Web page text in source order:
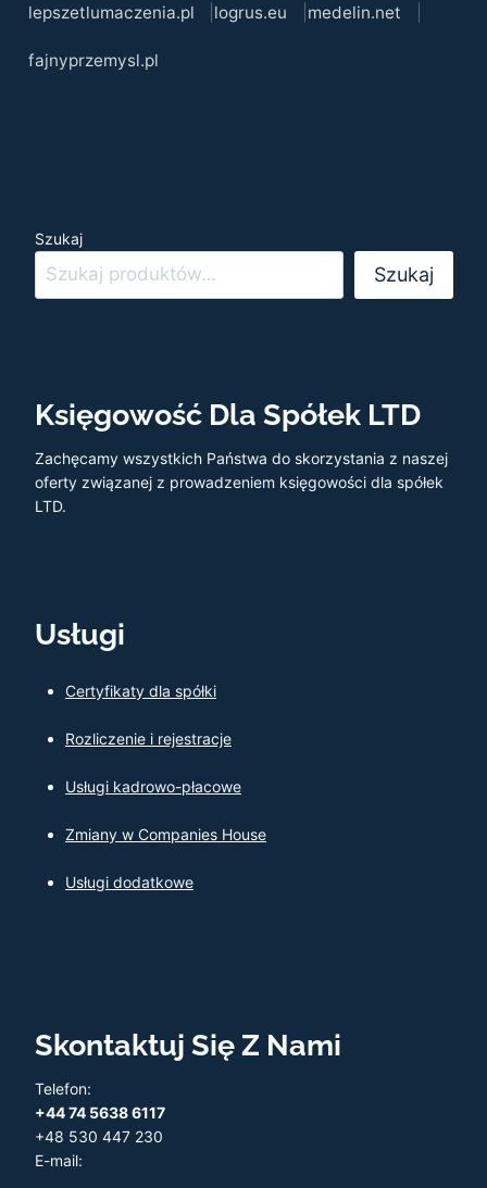
lepszetlumaczenia.pl logrus.eu medelin.net
fajnyprzemysl.pl
Szukaj
Szukaj
Księgowość Dla Spółek LTD
Zachęcamy wszystkich Państwa do skorzystania z naszej
oferty związanej z prowadzeniem księgowości dla spółek
LTD.
Usługi
Certyfikaty dla spółki
Rozliczenie i rejestracje
Usługi kadrowo-płacowe
Zmiany w Companies House
Usługi dodatkowe
Skontaktuj Się Z Nami
Telefon:
+44 74 5638 6117
+48 530 447 230
E-mail: